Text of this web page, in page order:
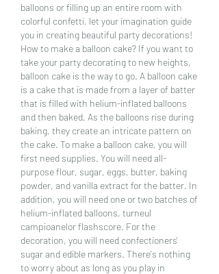
balloons or filling up an entire room with
colorful confetti, let your imagination guide
you in creating beautiful party decorations!
How to make a balloon cake? If you want to
take your party decorating to new heights,
balloon cake is the way to go. A balloon cake
is a cake that is made from a layer of batter
that is filled with helium-inflated balloons
and then baked. As the balloons rise during
baking, they create an intricate pattern on
the cake. To make a balloon cake, you will
first need supplies. You will need all-
purpose flour, sugar, eggs, butter, baking
powder, and vanilla extract for the batter. In
addition, you will need one or two batches of
helium-inflated balloons, turneul
campioanelor flashscore. For the
decoration, you will need confectioners'
sugar and edible markers. There's nothing
to worry about as long as you play in